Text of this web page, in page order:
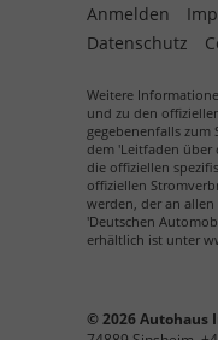
Anmelden
Datenschutz
Weitere
und zu den
gegebenenfalls zum
dem 'Leitfaden über
die offiziellen
offiziellen
werden, der an
'Deutschen
erhältlich ist unter
© 2026Autohaus